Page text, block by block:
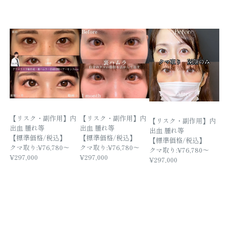
【リスク・副作用】内
出血 腫れ等
【標準価格/税込】
クマ取り:¥76,780～
¥297,000
【リスク・副作用】内
出血 腫れ等
【標準価格/税込】
クマ取り:¥76,780～
¥297,000
【リスク・副作用】内
出血 腫れ等
【標準価格/税込】
クマ取り:¥76,780～
¥297,000